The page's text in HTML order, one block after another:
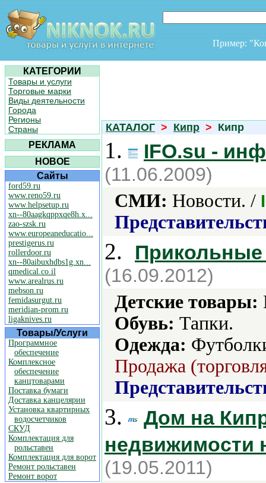
Пример:
КАТЕГОРИИ
Товары и услуги
Торговые марки
Виды деятельности
Города
Регионы
Страны
РЕКЛАМА
НОВОЕ
Сайты
ford59.ru
www.reno59.ru
www.helpsetup.ru
xn--80aagkqppxqe8h.x...
zao-szsk.ru
www.europeaneducatio...
prestigerus.ru
rollerdoor.ru
xn--80aibuxhdbs1g.xn...
qmedical.co.il
www.arealrus.ru
mebson.ru
femidasurgut.ru
meridian-prom.ru
ligaknives.ru
Товары/Услуги
Программное
обеспечение
Комплексное
обеспечение
канцтоварами
Поставка бумаги
Доставка канцелярии
Установка квартирных
водосчетчиков
СКУД
Комплектация для
рольставен
Комплектация для ворот
Ремонт рольставен
Ремонт ворот
КАТАЛОГ > Кипр > Кипр
1. IFO.su -
(11.06.2009)
СМИ: Новости. /
2.
(16.09.2012)
Детские товары:
Обувь: Тапки.
Одежда:
Продажа
3.
Дом на
недвижимости
(19.05.2011)